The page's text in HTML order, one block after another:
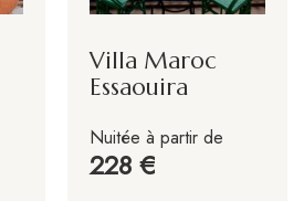
Villa Maroc
Essaouira
Nuitée à partir de
228